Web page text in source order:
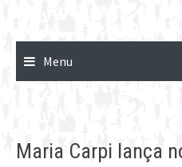
Menu
Maria Carpi lança